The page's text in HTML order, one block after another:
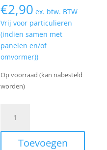
€2,90 ex. btw. BTW
Vrij voor particulieren
(indien samen met
panelen en/of
omvormer))
Op voorraad (kan nabesteld
worden)
Grondkabel
Toevoegen